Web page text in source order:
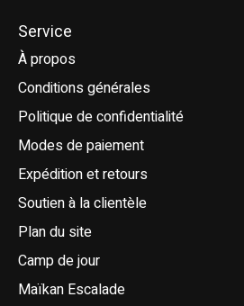
Service
À propos
Conditions générales
Politique de confidentialité
Modes de paiement
Expédition et retours
Soutien à la clientèle
Plan du site
Camp de jour
Maïkan Escalade